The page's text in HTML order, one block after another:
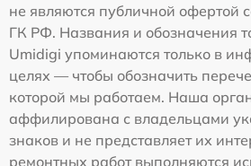
не являются публичной офертой
ГК РФ. Названия и обозначения
Umidigi упоминаются только в
целях — чтобы обозначить
которой мы работаем. Наша
аффилирована с владельцами
знаков и не представляет их
ремонтных работ выполняются